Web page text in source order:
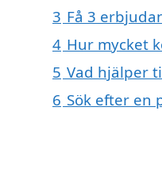
3 Få 3
4 Hur mycket
5 Vad hjälper
6 Sök efter en